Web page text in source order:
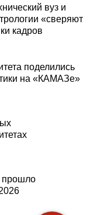
вуз и
«сверяют
кадров
поделились
на «КАМАЗе»
прошло